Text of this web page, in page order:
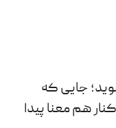
جایی که
هم معنا پیدا